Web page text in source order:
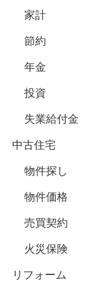
家計
節約
年金
投資
失業給付金
中古住宅
物件探し
物件価格
売買契約
火災保険
リフォーム